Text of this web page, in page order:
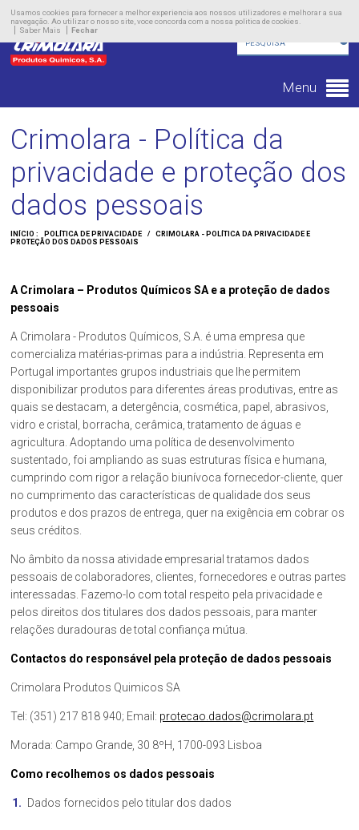
Usamos cookies para fornecer a melhor experiencia aos nossos utilizadores e melhorar a sua
navegação. Ao utilizar o nosso site, voce concorda com a nossa politica de cookies.
Saber Mais
Fechar
Empresa
Produtos
Menu
Crimolara - Política da
privacidade e proteção dos
dados pessoais
INÍCIO : POLÍTICA DE PRIVACIDADE /
CRIMOLARA - POLÍTICA DA PRIVACIDADE E
PROTEÇÃO DOS DADOS PESSOAIS
A Crimolara – Produtos Químicos SA e a proteção de dados
pessoais
A Crimolara - Produtos Químicos, S.A. é uma empresa que
comercializa matérias-primas para a indústria. Representa em
Portugal importantes grupos industriais que lhe permitem
disponibilizar produtos para diferentes áreas produtivas, entre as
quais se destacam, a detergência, cosmética, papel, abrasivos,
vidro e cristal, borracha, cerâmica, tratamento de águas e
agricultura. Adoptando uma política de desenvolvimento
sustentado, foi ampliando as suas estruturas física e humana,
cumprindo com rigor a relação biunívoca fornecedor-cliente, quer
no cumprimento das características de qualidade dos seus
produtos e dos prazos de entrega, quer na exigência em cobrar os
seus créditos.
No âmbito da nossa atividade empresarial tratamos dados
pessoais de colaboradores, clientes, fornecedores e outras partes
interessadas. Fazemo-lo com total respeito pela privacidade e
pelos direitos dos titulares dos dados pessoais, para manter
relações duradouras de total confiança mútua.
Contactos do responsável pela proteção de dados pessoais
Crimolara Produtos Quimicos SA
Tel: (351) 217 818 940; Email: protecao.dados@crimolara.pt
Morada: Campo Grande, 30 8ºH, 1700-093 Lisboa
Como recolhemos os dados pessoais
Dados fornecidos pelo titular dos dados